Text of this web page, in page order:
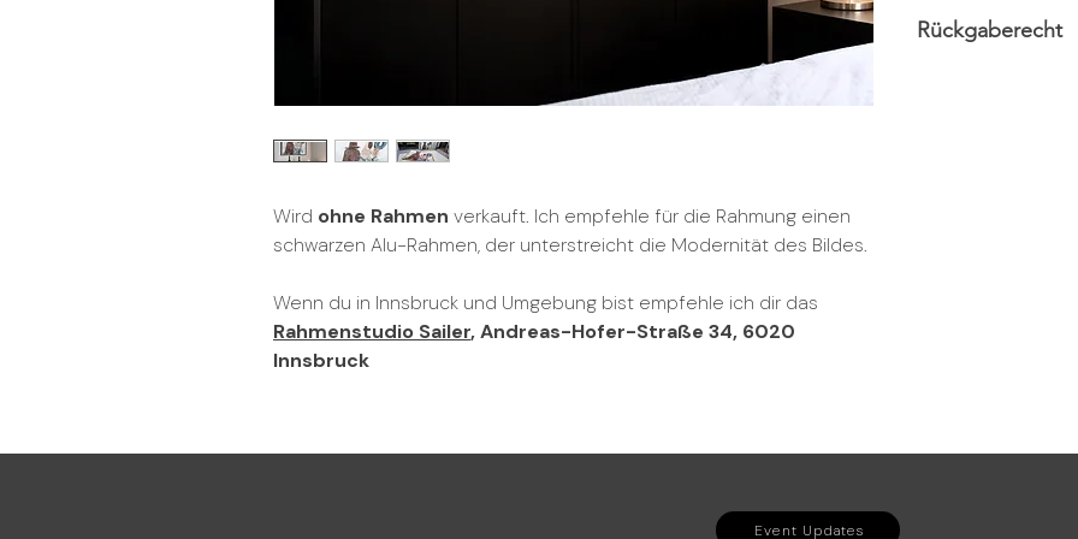
Wird ohne Rahmen verkauft. Ich empfehle für die Rahmung einen
schwarzen Alu-Rahmen, der unterstreicht die Modernität des Bildes.
Wenn du in Innsbruck und Umgebung bist empfehle ich dir das
Rahmenstudio Sailer, Andreas-Hofer-Straße 34, 6020
Innsbruck
dem
Rückgaberecht
Event Updates